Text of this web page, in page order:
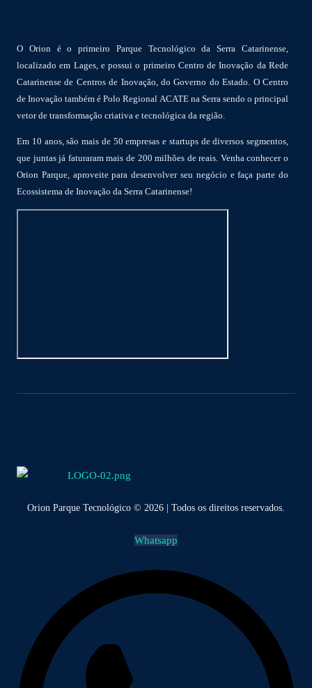
O Orion é o primeiro Parque Tecnológico da Serra Catarinense,
localizado em Lages, e possui o primeiro Centro de Inovação da Rede
Catarinense de Centros de Inovação, do Governo do Estado. O Centro
de Inovação também é Polo Regional ACATE na Serra sendo o principal
vetor de transformação criativa e tecnológica da região.
Em 10 anos, são mais de 50 empresas e startups de diversos segmentos,
que juntas já faturaram mais de 200 milhões de reais. Venha conhecer o
Orion Parque, aproveite para desenvolver seu negócio e faça parte do
Ecossistema de Inovação da Serra Catarinense!
Orion Parque Tecnológico © 2026 | Todos os direitos reservados.
Whatsapp